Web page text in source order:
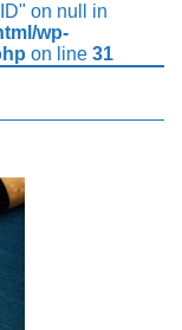
on null in
wp-
on line 31